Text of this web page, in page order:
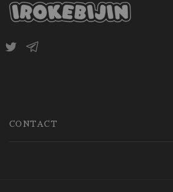
CONTACT